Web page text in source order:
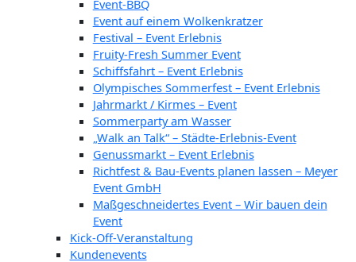
Event-BBQ
Event auf einem Wolkenkratzer
Festival – Event Erlebnis
Fruity-Fresh Summer Event
Schiffsfahrt – Event Erlebnis
Olympisches Sommerfest – Event Erlebnis
Jahrmarkt / Kirmes – Event
Sommerparty am Wasser
„Walk an Talk“ – Städte-Erlebnis-Event
Genussmarkt – Event Erlebnis
Richtfest & Bau-Events planen lassen – Meyer
Event GmbH
Maßgeschneidertes Event – Wir bauen dein
Event
Kick-Off-Veranstaltung
Kundenevents